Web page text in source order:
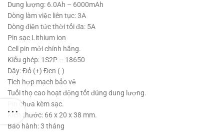
Dung lượng: 6.0Ah – 6000mAh
Dòng làm việc liên tục: 3A
Dòng điện tức thời tối đa: 5A
Pin sạc Lithium ion
Cell pin mới chính hãng.
Kiểu ghép: 1S2P – 18650
Dây: Đỏ (+) Đen (-)
Tích hợp mạch bảo vệ
Tuổi thọ cao hoạt động tốt đúng dung lượng.
Pin chưa kèm sạc.
Kích thước: 66 x 20 x 38 mm.
Bảo hành: 3 tháng